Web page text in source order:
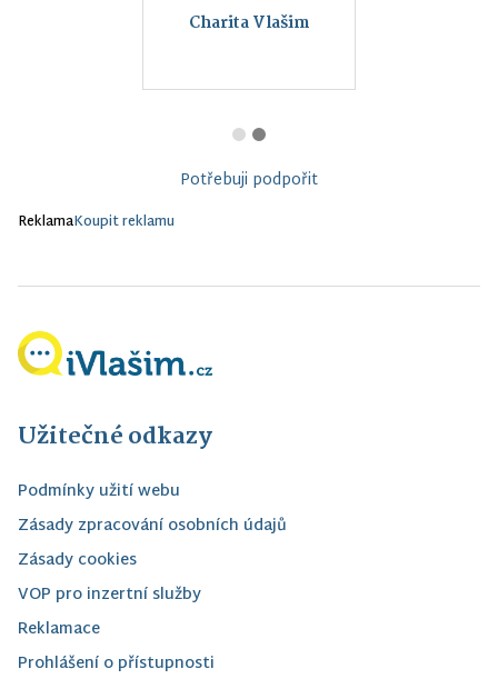
Charita Vlašim
Potřebuji podpořit
ReklamaKoupit reklamu
Užitečné odkazy
Podmínky užití webu
Zásady zpracování osobních údajů
Zásady cookies
VOP pro inzertní služby
Reklamace
Prohlášení o přístupnosti